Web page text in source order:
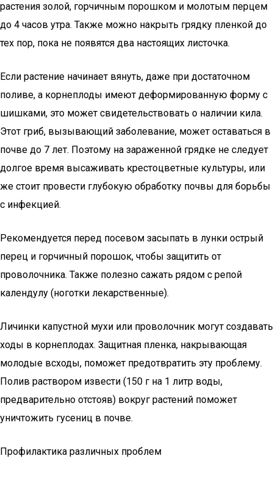
растения золой, горчичным порошком и молотым перцем
до 4 часов утра. Также можно накрыть грядку пленкой до
тех пор, пока не появятся два настоящих листочка.
Если растение начинает вянуть, даже при достаточном
поливе, а корнеплоды имеют деформированную форму с
шишками, это может свидетельствовать о наличии кила.
Этот гриб, вызывающий заболевание, может оставаться в
почве до 7 лет. Поэтому на зараженной грядке не следует
долгое время высаживать крестоцветные культуры, или
же стоит провести глубокую обработку почвы для борьбы
с инфекцией.
Рекомендуется перед посевом засыпать в лунки острый
перец и горчичный порошок, чтобы защитить от
проволочника. Также полезно сажать рядом с репой
календулу (ноготки лекарственные).
Личинки капустной мухи или проволочник могут создавать
ходы в корнеплодах. Защитная пленка, накрывающая
молодые всходы, поможет предотвратить эту проблему.
Полив раствором извести (150 г на 1 литр воды,
предварительно отстояв) вокруг растений поможет
уничтожить гусениц в почве.
Профилактика различных проблем